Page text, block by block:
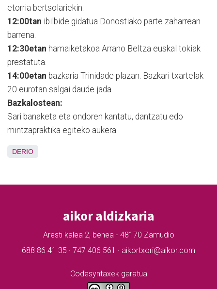
etorria bertsolariekin.
12:00tan ibilbide gidatua Donostiako parte zaharrean
barrena.
12:30etan hamaiketakoa Arrano Beltza euskal tokiak
prestatuta.
14:00etan bazkaria Trinidade plazan. Bazkari txartelak
20 eurotan salgai daude jada.
Bazkalostean:
Sari banaketa eta ondoren kantatu, dantzatu edo
mintzapraktika egiteko aukera.
DERIO
aikor aldizkaria
Aresti kalea 2, behea - 48170 Zamudio
688 86 41 35 · 747 406 561 · aikortxori@aikor.com
Codesyntaxek garatua